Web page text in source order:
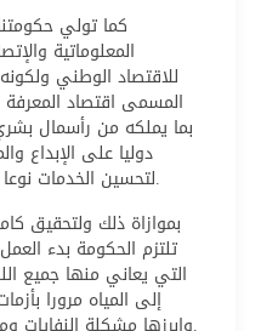
كما تولي
المعلوماتية
للاقتصاد الوطني
المسمى اقتصاد المعرفة
بما يملكه من رأسمال
دوليا على الإبداع
لتحسين الخدمات نوعا وكلفة وسرعة في هذا المجال.
بموازاة ذلك ولتحقيق
تلتزم الحكومة بدء
التي يعاني منها جميع
إلى المياه مرورا